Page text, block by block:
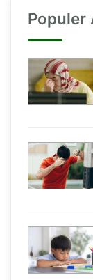
Populer